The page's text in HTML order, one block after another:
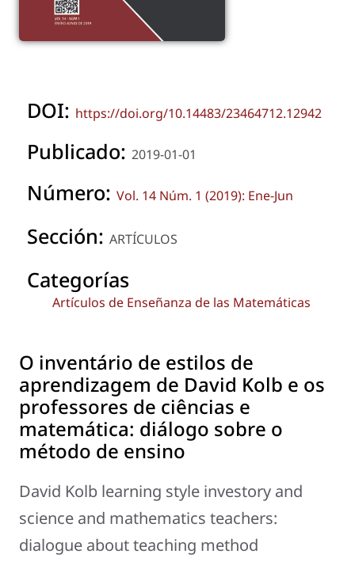
DOI: https://doi.org/10.14483/23464712.12942
Publicado: 2019-01-01
Número: Vol. 14 Núm. 1 (2019): Ene-Jun
Sección: ARTÍCULOS
Categorías
Artículos de Enseñanza de las Matemáticas
O inventário de estilos de
aprendizagem de David Kolb e os
professores de ciências e
matemática: diálogo sobre o
método de ensino
David Kolb learning style investory and
science and mathematics teachers:
dialogue about teaching method